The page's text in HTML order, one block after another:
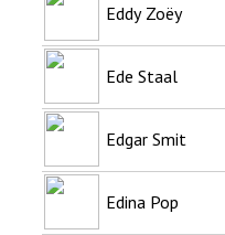
Eddy Zoëy
Ede Staal
Edgar Smit
Edina Pop